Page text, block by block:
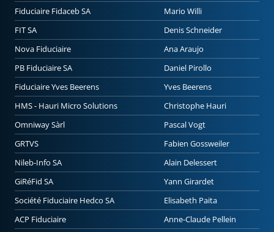
Fiduciaire Fidaceb SA
Mario Willi
FIT SA
Denis Schneider
Nova Fiduciaire
Ana Araujo
PB Fiduciaire SA
Daniel Pirollo
Fiduciaire Yves Beerens
Yves Beerens
HMS - Hauri Micro Solutions
Christophe Hauri
Omniway Sàrl
Pascal Vogt
GRTVS
Fabien Gossweiler
Nileb-Info SA
Alain Delessert
GiRéFid SA
Yann Girardet
Société Fiduciaire Hedco SA
Elisabeth Paita
ACP Fiduciaire
Anne-Claude Pellein